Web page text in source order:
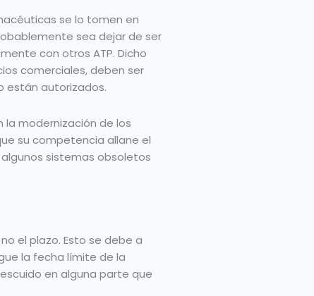
se lo tomen en
sea dejar de ser
con otros ATP. Dicho
comerciales, deben ser
están autorizados.
la modernización de los
su competencia allane el
sistemas obsoletos
el plazo. Esto se debe a
la fecha límite de la
en alguna parte que